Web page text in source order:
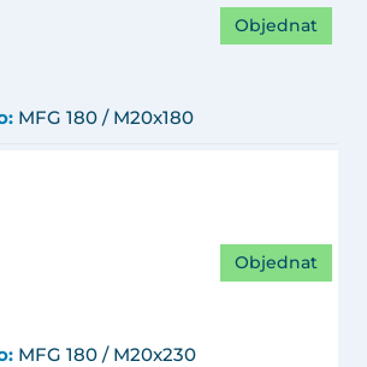
MFG 180 / M20x180
Objednat
MFG 180 / M20x230
Objednat